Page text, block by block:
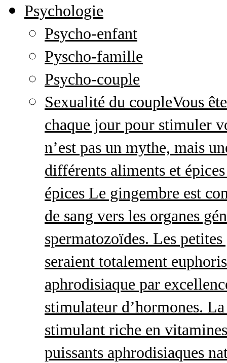
Psychologie
Psycho-enfant
Pyscho-famille
Psycho-couple
Sexualité du coupleVous
chaque jour pour stimuler
n’est pas un mythe, mais
différents aliments et
épices Le gingembre est
de sang vers les organes
spermatozoïdes. Les
seraient totalement
aphrodisiaque par
stimulateur d’hormones.
stimulant riche en
puissants aphrodisiaques